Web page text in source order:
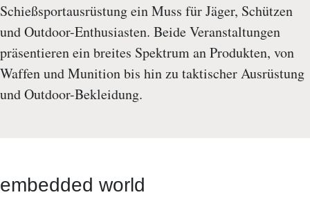
Schießsportausrüstung ein Muss für Jäger, Schützen
und Outdoor-Enthusiasten. Beide Veranstaltungen
präsentieren ein breites Spektrum an Produkten, von
Waffen und Munition bis hin zu taktischer Ausrüstung
und Outdoor-Bekleidung.
embedded world